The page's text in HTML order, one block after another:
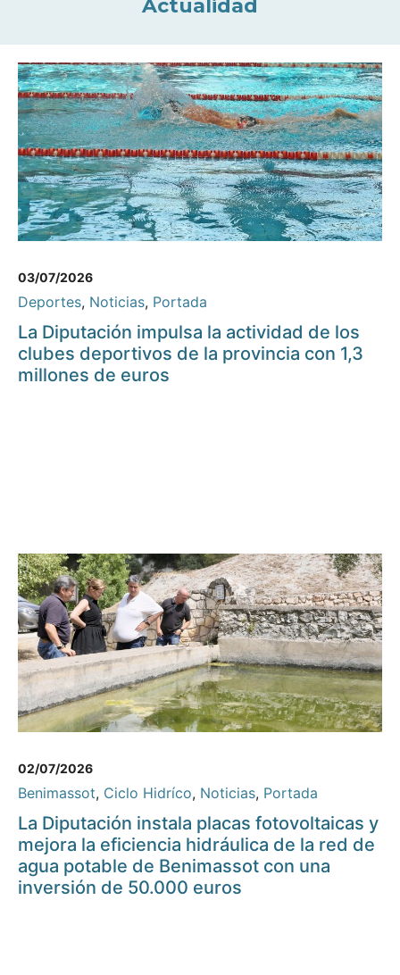
Actualidad
03/07/2026
Deportes, Noticias, Portada
La Diputación impulsa la actividad de los
clubes deportivos de la provincia con 1,3
millones de euros
02/07/2026
Benimassot, Ciclo Hidríco, Noticias, Portada
La Diputación instala placas fotovoltaicas y
mejora la eficiencia hidráulica de la red de
agua potable de Benimassot con una
inversión de 50.000 euros